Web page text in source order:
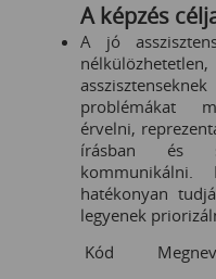
A képzés
A jó
problémákat
érvelni,
írásban és
hatékonyan
legyenek
Kód